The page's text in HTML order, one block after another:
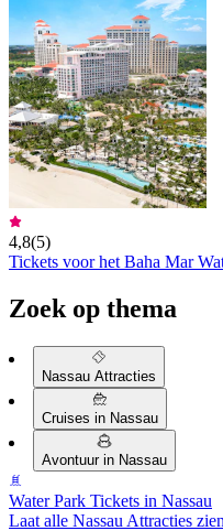
4,8(5)
Tickets voor het Baha Mar
Zoek op thema
Nassau Attracties
Cruises in Nassau
Avontuur in Nassau
Water Park Tickets in Nassau
Laat alle Nassau Attracties zien